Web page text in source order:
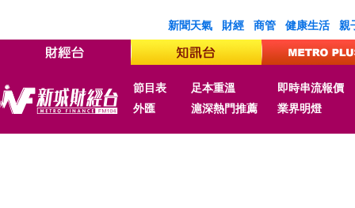
新聞天氣 財經 商管 健康生活 親
節目表 足本重溫
即時串流報價
外匯
滬深熱門推薦 業界明燈